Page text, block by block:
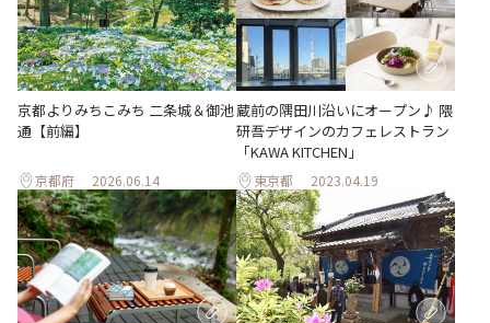
京都よりみちこみち 二条城＆御池
通【前編】
京都府 2026.06.14
蔵前の隅田川沿いにオープン♪ 隈
研吾デザインのカフェレストラン
「KAWA KITCHEN」
東京都 2023.04.19